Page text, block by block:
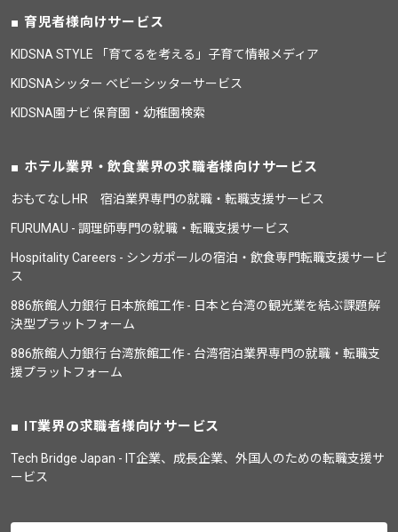
育児者様向けサービス
KIDSNA STYLE 「育てるを考える」子育て情報メディア
KIDSNAシッター ベビーシッターサービス
KIDSNA園ナビ 保育園・幼稚園検索
ホテル業界・飲食業界の求職者様向けサービス
おもてなしHR 宿泊業界専門の就職・転職支援サービス
FURUMAU - 調理師専門の就職・転職支援サービス
Hospitality Careers - シンガポールの宿泊・飲食専門転職支援サービ
ス
886旅館人力銀行 日本旅館工作 - 日本と台湾の観光業を結ぶ課題解
決型プラットフォーム
886旅館人力銀行 台湾旅館工作 - 台湾宿泊業界専門の就職・転職支
援プラットフォーム
IT業界の求職者様向けサービス
Tech Bridge Japan - IT企業、成長企業、外国人のための転職支援サ
ービス